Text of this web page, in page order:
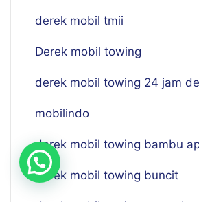
derek mobil tmii
Derek mobil towing
derek mobil towing 24 jam
mobilindo
derek mobil towing bambu
derek mobil towing buncit